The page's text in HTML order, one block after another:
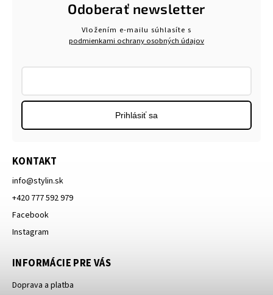
KONTAKT
info@stylin.sk
+420 777 592 979
Facebook
Instagram
INFORMÁCIE PRE VÁS
Doprava a platba
Odoberať newsletter
Vložením e-mailu súhlasíte s
podmienkami ochrany osobných údajov
Prihlásiť sa